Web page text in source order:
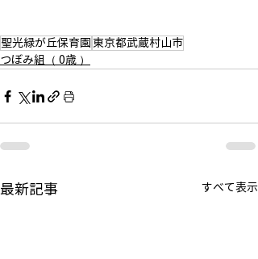
聖光緑が丘保育園 東京都武蔵村山市
つぼみ組（ 0歳 ）
最新記事 すべて表示